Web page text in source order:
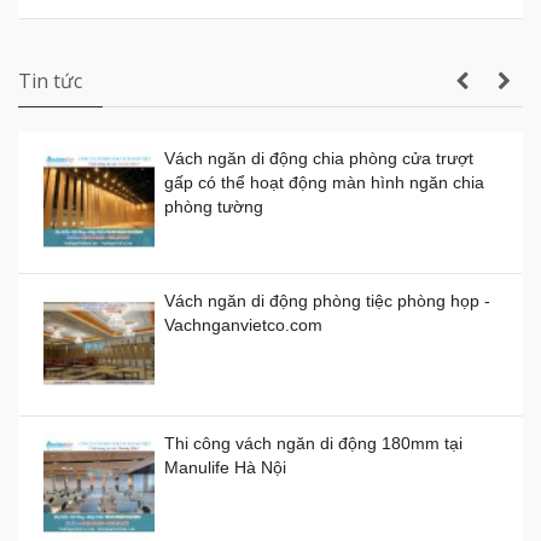
Demo Vách Ngăn Di Động Cho Bệnh Viện
Demo Vách Ngăn Di Động cho Văn Phòng
Vách ngăn di động bằng nhựa giá thành
bao nhiêu 1 mét vuông?
Vách ngăn di động bằng gỗ, kính, nhựa
Vách ngăn kính di động giá rẻ
Tin tức
Cung cấp và lắp đặt sàn nâng kỹ thuật tại
Vách ngăn di động chia phòng cửa trượt
gấp có thể hoạt động màn hình ngăn chia
phòng tường
Vách ngăn di động phòng tiệc phòng họp -
Vachnganvietco.com
Thi công vách ngăn di động 180mm tại
Manulife Hà Nội